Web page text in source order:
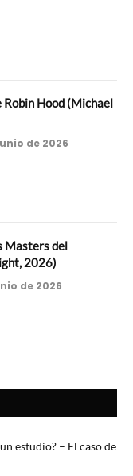
Hood (Michael
de 2026
Masters del
2026)
de 2026
estudio? – El caso de